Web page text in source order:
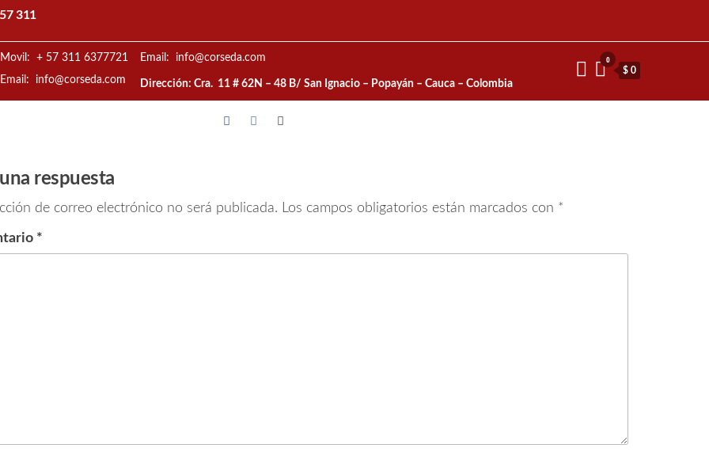
311
Movil: + 57 311 6377721
Email: info@corseda.com
Email: info@corseda.com
Dirección: Cra. 11 # 62N – 48 B/ San Ignacio – Popayán – Cauca – Colombia
0
$ 0
respuesta
de correo electrónico no será publicada. Los campos obligatorios están marcados con *
*